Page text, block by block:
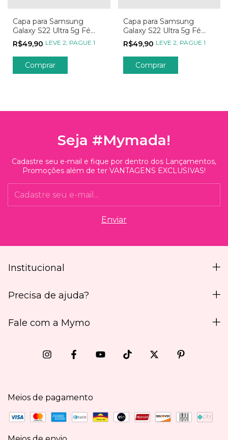
Capa para Samsung
Galaxy S22 Ultra 5g Fé
Estrela Guia
R$49,90 LEVE 2, PAGUE 1
Comprar
Capa para Samsung
Galaxy S22 Ultra 5g Fé
Bênçãos das Estrelas
R$49,90 LEVE 2, PAGUE 1
Comprar
Seja #Mymada!
Cadastre seu e-mail e fique por dentro dos Lançamentos,
Promoções além de ter VANTAGENS EXCLUSIVAS!
Institucional
Precisa de ajuda?
Fale com a Mymo
Meios de pagamento